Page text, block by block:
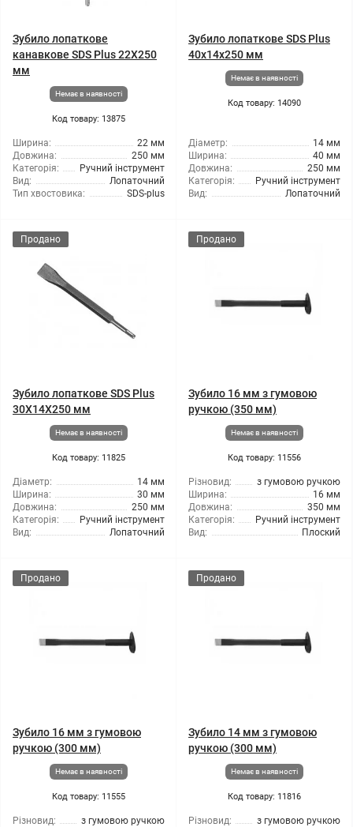
Зубило лопаткове
канавкове SDS Plus 22X250
мм
Немає в наявності
Код товару: 13875
Ширина:
22 мм
Довжина:
250 мм
Категорія:
Ручний інструмент
Вид:
Лопаточний
Тип хвостовика:
SDS-plus
Зубило лопаткове SDS Plus
40x14x250 мм
Немає в наявності
Код товару: 14090
Діаметр:
14 мм
Ширина:
40 мм
Довжина:
250 мм
Категорія:
Ручний інструмент
Вид:
Лопаточний
Продано
Зубило лопаткове SDS Plus
30X14X250 мм
Немає в наявності
Код товару: 11825
Діаметр:
14 мм
Ширина:
30 мм
Довжина:
250 мм
Категорія:
Ручний інструмент
Вид:
Лопаточний
Продано
Зубило 16 мм з гумовою
ручкою (350 мм)
Немає в наявності
Код товару: 11556
Різновид:
з гумовою ручкою
Ширина:
16 мм
Довжина:
350 мм
Категорія:
Ручний інструмент
Вид:
Плоский
Продано
Зубило 16 мм з гумовою
ручкою (300 мм)
Немає в наявності
Код товару: 11555
Різновид:
з гумовою ручкою
Продано
Зубило 14 мм з гумовою
ручкою (300 мм)
Немає в наявності
Код товару: 11816
Різновид:
з гумовою ручкою